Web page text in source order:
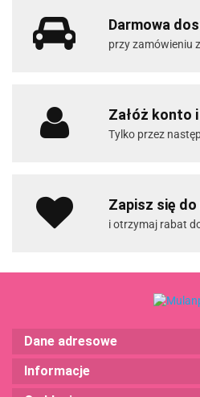
Darmowa
przy zamówieniu
Załóż konto
Tylko przez
Zapisz się
i otrzymaj rabat
Dane adresowe
Informacje